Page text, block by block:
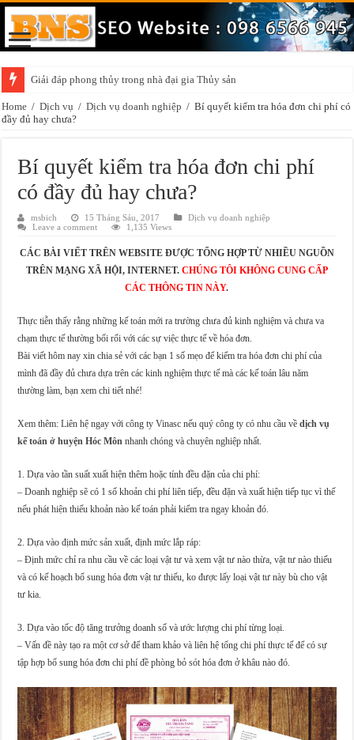
Giải đáp phong thủy trong nhà đại gia Thủy sản
Home / Dịch vụ / Dịch vụ doanh nghiệp / Bí quyết kiểm tra hóa đơn chi phí có
đầy đủ hay chưa?
Bí quyết kiểm tra hóa đơn chi phí
có đầy đủ hay chưa?
msbich 15 Tháng Sáu, 2017
Dịch vụ doanh nghiệp
Leave a comment
1,135 Views
CÁC BÀI VIẾT TRÊN WEBSITE ĐƯỢC TỔNG HỢP TỪ NHIỀU NGUỒN
TRÊN MẠNG XÃ HỘI, INTERNET. CHÚNG TÔI KHÔNG CUNG CẤP
CÁC THÔNG TIN NÀY.
Thực tiễn thấy rằng những kế toán mới ra trường chưa đủ kinh nghiệm và chưa va
chạm thực tế thường bối rối với các sự việc thực tế về hóa đơn.
Bài viết hôm nay xin chia sẻ với các bạn 1 số mẹo để kiểm tra hóa đơn chi phí của
mình đã đầy đủ chưa dựa trên các kinh nghiệm thực tế mà các kế toán lâu năm
thường làm, bạn xem chi tiết nhé!
Xem thêm: Liên hệ ngay với công ty Vinasc nếu quý công ty có nhu cầu vềdịch vụ
kế toán ở huyện Hóc Môn nhanh chóng và chuyên nghiệp nhất.
1. Dựa vào tần suất xuất hiện thêm hoặc tính đều đặn của chi phí:
– Doanh nghiệp sẽ có 1 số khoản chi phí liên tiếp, đều đặn và xuất hiện tiếp tục vì thế
nếu phát hiện thiếu khoản nào kế toán phải kiểm tra ngay khoản đó.
2. Dựa vào định mức sản xuất, định mức lắp ráp:
– Định mức chỉ ra nhu cầu về các loại vật tư và xem vật tư nào thừa, vật tư nào thiếu
và có kế hoạch bổ sung hóa đơn vật tư thiếu, ko được lấy loại vật tư này bù cho vật
tư kia.
3. Dựa vào tốc độ tăng trưởng doanh số và ước lượng chi phí từng loại.
– Vấn đề này tạo ra một cơ sở để tham khảo và liên hệ tổng chi phí thực tế để có sự
tập hợp bổ sung hóa đơn chi phí đề phòng bỏ sót hóa đơn ở khâu nào đó.